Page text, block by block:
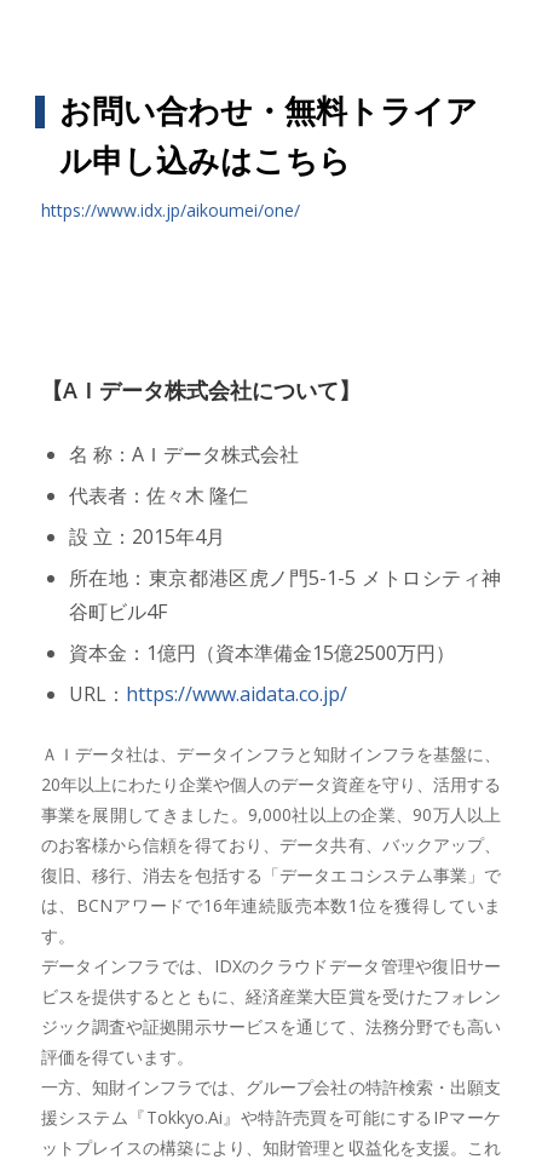
お問い合わせ・無料トライア
ル申し込みはこちら
https://www.idx.jp/aikoumei/one/
【AＩデータ株式会社について】
名 称：AＩデータ株式会社
代表者：佐々木 隆仁
設 立：2015年4月
所在地：東京都港区虎ノ門5-1-5 メトロシティ神
谷町ビル4F
資本金：1億円（資本準備金15億2500万円）
URL： https://www.aidata.co.jp/
ＡＩデータ社は、データインフラと知財インフラを基盤に、
20年以上にわたり企業や個人のデータ資産を守り、活用する
事業を展開してきました。9,000社以上の企業、90万人以上
のお客様から信頼を得ており、データ共有、バックアップ、
復旧、移行、消去を包括する「データエコシステム事業」で
は、BCNアワードで16年連続販売本数1位を獲得していま
す。
データインフラでは、IDXのクラウドデータ管理や復旧サー
ビスを提供するとともに、経済産業大臣賞を受けたフォレン
ジック調査や証拠開示サービスを通じて、法務分野でも高い
評価を得ています。
一方、知財インフラでは、グループ会社の特許検索・出願支
援システム『Tokkyo.Ai』や特許売買を可能にするIPマーケ
ットプレイスの構築により、知財管理と収益化を支援。これ